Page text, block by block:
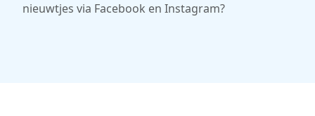
nieuwtjes via Facebook en Instagram?